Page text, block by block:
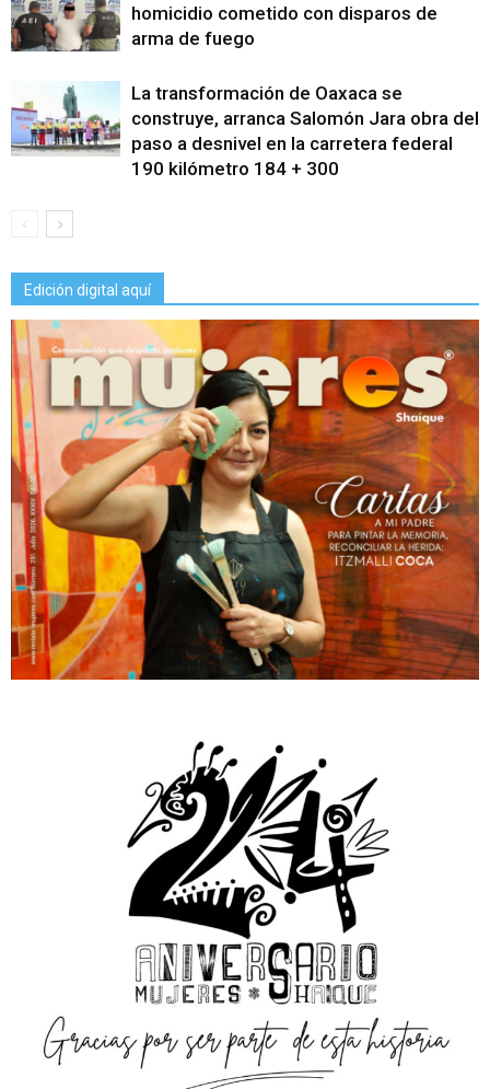
homicidio cometido con disparos de
arma de fuego
La transformación de Oaxaca se
construye, arranca Salomón Jara obra del
paso a desnivel en la carretera federal
190 kilómetro 184 + 300
Edición digital aquí